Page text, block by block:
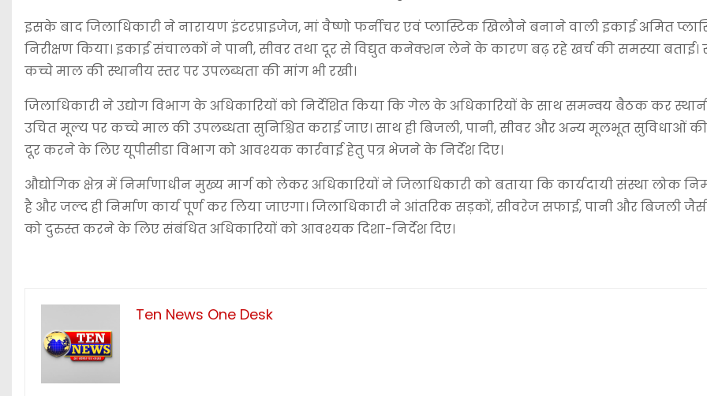
इसके बाद जिलाधिकारी ने नारायण इंटरप्राइजेज, मां वैष्णो फर्नीचर एवं प्लास्टिक खिलौने बनाने वाली इकाई अमित
निरीक्षण किया। इकाई संचालकों ने पानी, सीवर तथा दूर से विद्युत कनेक्शन लेने के कारण बढ़ रहे खर्च की समस्या बताई।
कच्चे माल की स्थानीय स्तर पर उपलब्धता की मांग भी रखी।
जिलाधिकारी ने उद्योग विभाग के अधिकारियों को निर्देशित किया कि गेल के अधिकारियों के साथ समन्वय बैठक कर
उचित मूल्य पर कच्चे माल की उपलब्धता सुनिश्चित कराई जाए। साथ ही बिजली, पानी, सीवर और अन्य मूलभूत सुविधाओं
दूर करने के लिए यूपीसीडा विभाग को आवश्यक कार्रवाई हेतु पत्र भेजने के निर्देश दिए।
औद्योगिक क्षेत्र में निर्माणाधीन मुख्य मार्ग को लेकर अधिकारियों ने जिलाधिकारी को बताया कि कार्यदायी संस्था लोक
है और जल्द ही निर्माण कार्य पूर्ण कर लिया जाएगा। जिलाधिकारी ने आंतरिक सड़कों, सीवरेज सफाई, पानी और बिजली
को दुरुस्त करने के लिए संबंधित अधिकारियों को आवश्यक दिशा-निर्देश दिए।
Ten News One Desk